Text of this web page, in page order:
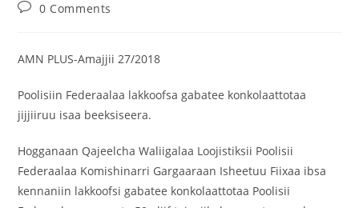
0 Comments
AMN PLUS-Amajjii 27/2018
Poolisiin Federaalaa lakkoofsa gabatee konkolaattotaa
jijjiiruu isaa beeksiseera.
Hogganaan Qajeelcha Waliigalaa Loojistiksii Poolisii
Federaalaa Komishinarri Gargaaraan Isheetuu Fiixaa ibsa
kennaniin lakkoofsi gabatee konkolaattotaa Poolisii